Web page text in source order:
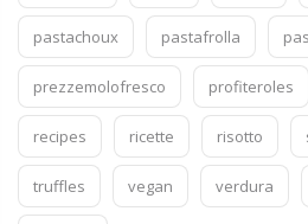
pastachoux pastafrolla
prezzemolofresco profiteroles
recipes ricette risotto
truffles vegan verdura